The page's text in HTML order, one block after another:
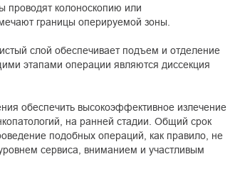
проводят колоноскопию или
границы оперируемой зоны.
слой обеспечивает подъем и отделение
этапами операции являются диссекция
обеспечить высокоэффективное излечение
на ранней стадии. Общий срок
подобных операций, как правило, не
сервиса, вниманием и участливым